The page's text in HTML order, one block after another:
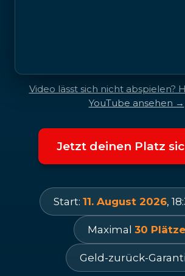
Video lässt sich nicht abspielen?
YouTube ansehen →
Jetzt deinen Platz
Start: 11. August 2026,
Maximal 30 Plätze
Geld-zurück-